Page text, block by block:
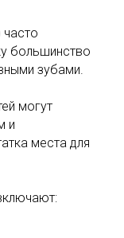
большинство
зубами.
могут
и
места для